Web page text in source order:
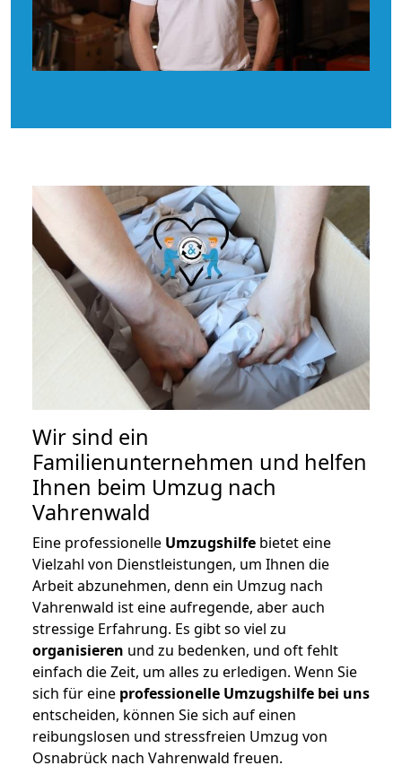
Wir sind ein
Familienunternehmen und helfen
Ihnen beim Umzug nach
Vahrenwald
Eine professionelle Umzugshilfe bietet eine
Vielzahl von Dienstleistungen, um Ihnen die
Arbeit abzunehmen, denn ein Umzug nach
Vahrenwald ist eine aufregende, aber auch
stressige Erfahrung. Es gibt so viel zu
organisieren und zu bedenken, und oft fehlt
einfach die Zeit, um alles zu erledigen. Wenn Sie
sich für eine professionelle Umzugshilfe bei uns
entscheiden, können Sie sich auf einen
reibungslosen und stressfreien Umzug von
Osnabrück nach Vahrenwald freuen.